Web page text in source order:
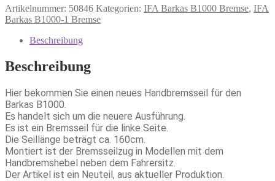
Artikelnummer: 50846 Kategorien: IFA Barkas B1000 Bremse, IFA
Barkas B1000-1 Bremse
Beschreibung
Beschreibung
Hier bekommen Sie einen neues Handbremsseil für den
Barkas B1000.
Es handelt sich um die neuere Ausführung.
Es ist ein Bremsseil für die linke Seite.
Die Seillänge beträgt ca. 160cm.
Montiert ist der Bremsseilzug in Modellen mit dem
Handbremshebel neben dem Fahrersitz.
Der Artikel ist ein Neuteil, aus aktueller Produktion.